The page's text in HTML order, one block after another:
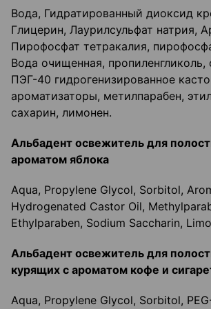
Вода, Гидратированный диоксид
Глицерин, Лаурилсульфат натрия,
Пирофосфат тетракалия,
Вода очищенная, пропиленгликоль,
ПЭГ-40 гидрогенизированное
ароматизаторы, метилпарабен,
сахарин, лимонен.
Альбадент освежитель для
ароматом яблока
Aqua, Propylene Glycol, Sorbitol,
Hydrogenated Castor Oil,
Ethylparaben, Sodium Saccharin,
Альбадент освежитель для
курящих с ароматом кофе и
Aqua, Propylene Glycol, Sorbitol,